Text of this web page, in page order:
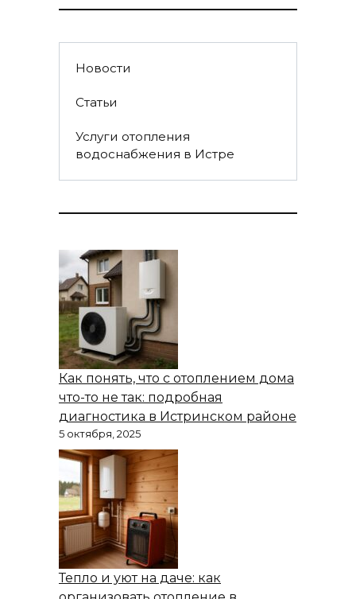
Новости
Статьи
Услуги отопления
водоснабжения в Истре
Как понять, что с отоплением дома
что-то не так: подробная
диагностика в Истринском районе
5 октября, 2025
Тепло и уют на даче: как